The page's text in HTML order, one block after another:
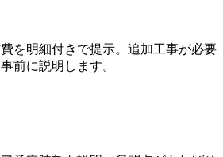
を明細付きで提示。追加工事が必要
前に説明します。